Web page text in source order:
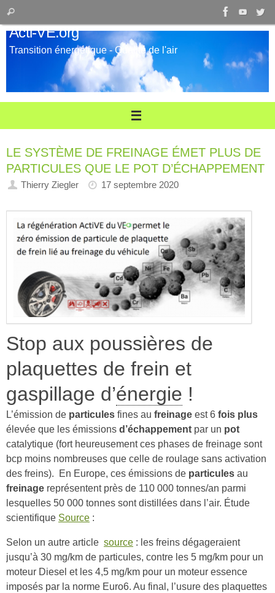
Passer
au
contenu
pour
:
Rechercher
Acti-VE.org
Transition énergétique - Qualité de l'air
LE SYSTÈME DE FREINAGE ÉMET PLUS DE
PARTICULES QUE LE POT D’ÉCHAPPEMENT
Thierry Ziegler 17 septembre 2020
Stop aux poussières de
plaquettes de frein et
gaspillage d’énergie !
L’émission de particules fines au freinage est 6 fois plus
élevée que les émissions d’échappement par un pot
catalytique (fort heureusement ces phases de freinage sont
bcp moins nombreuses que celle de roulage sans activation
des freins). En Europe, ces émissions de particules au
freinage représentent près de 110 000 tonnes/an parmi
lesquelles 50 000 tonnes sont distillées dans l’air. Étude
scientifique Source :
Selon un autre article source : les freins dégageraient
jusqu’à 30 mg/km de particules, contre les 5 mg/km pour un
moteur Diesel et les 4,5 mg/km pour un moteur essence
imposés par la norme Euro6. Au final, l’usure des plaquettes